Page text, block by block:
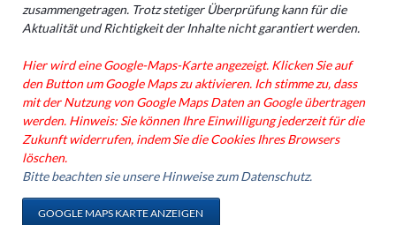
zusammengetragen. Trotz stetiger Überprüfung kann für die
Aktualität und Richtigkeit der Inhalte nicht garantiert werden.
Hier wird eine Google-Maps-Karte angezeigt. Klicken Sie auf
den Button um Google Maps zu aktivieren. Ich stimme zu, dass
mit der Nutzung von Google Maps Daten an Google übertragen
werden. Hinweis: Sie können Ihre Einwilligung jederzeit für die
Zukunft widerrufen, indem Sie die Cookies Ihres Browsers
löschen.
Bitte beachten sie unsere Hinweise zum Datenschutz.
GOOGLE MAPS KARTE ANZEIGEN